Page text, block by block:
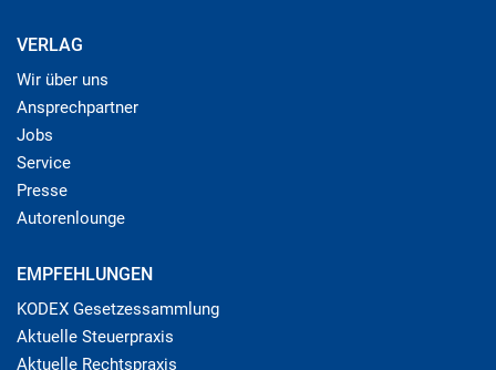
VERLAG
Wir über uns
Ansprechpartner
Jobs
Service
Presse
Autorenlounge
EMPFEHLUNGEN
KODEX Gesetzessammlung
Aktuelle Steuerpraxis
Aktuelle Rechtspraxis